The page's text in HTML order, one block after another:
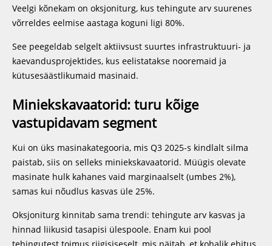
Veelgi kõnekam on oksjoniturg, kus tehingute arv suurenes
võrreldes eelmise aastaga koguni ligi 80%.
See peegeldab selgelt aktiivsust suurtes infrastruktuuri- ja
kaevandusprojektides, kus eelistatakse nooremaid ja
kütusesäästlikumaid masinaid.
Miniekskavaatorid: turu kõige
vastupidavam segment
Kui on üks masinakategooria, mis Q3 2025-s kindlalt silma
paistab, siis on selleks miniekskavaatorid. Müügis olevate
masinate hulk kahanes vaid marginaalselt (umbes 2%),
samas kui nõudlus kasvas üle 25%.
Oksjoniturg kinnitab sama trendi: tehingute arv kasvas ja
hinnad liikusid tasapisi ülespoole. Enam kui pool
tehingutest toimus riigisiseselt, mis näitab, et kohalik ehitus